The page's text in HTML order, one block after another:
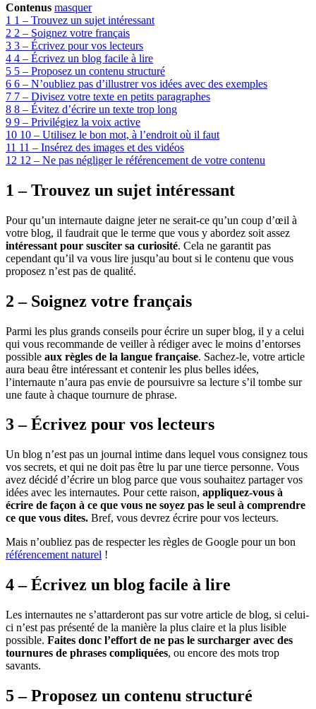
Contenus masquer
1 1 – Trouvez un sujet intéressant
2 2 – Soignez votre français
3 3 – Écrivez pour vos lecteurs
4 4 – Écrivez un blog facile à lire
5 5 – Proposez un contenu structuré
6 6 – N’oubliez pas d’illustrer vos idées avec des exemples
7 7 – Divisez votre texte en petits paragraphes
8 8 – Évitez d’écrire un texte trop long
9 9 – Privilégiez la voix active
10 10 – Utilisez le bon mot, à l’endroit où il faut
11 11 – Insérez des images et des vidéos
12 12 – Ne pas négliger le référencement de votre contenu
1 – Trouvez un sujet intéressant
Pour qu’un internaute daigne jeter ne serait-ce qu’un coup d’œil à
votre blog, il faudrait que le terme que vous y abordez soit assez
intéressant pour susciter sa curiosité. Cela ne garantit pas
cependant qu’il va vous lire jusqu’au bout si le contenu que vous
proposez n’est pas de qualité.
2 – Soignez votre français
Parmi les plus grands conseils pour écrire un super blog, il y a celui
qui vous recommande de veiller à rédiger avec le moins d’entorses
possible aux règles de la langue française. Sachez-le, votre article
aura beau être intéressant et contenir les plus belles idées,
l’internaute n’aura pas envie de poursuivre sa lecture s’il tombe sur
une faute à chaque tournure de phrase.
3 – Écrivez pour vos lecteurs
Un blog n’est pas un journal intime dans lequel vous consignez tous
vos secrets, et qui ne doit pas être lu par une tierce personne. Vous
avez décidé d’écrire un blog parce que vous souhaitez partager vos
idées avec les internautes. Pour cette raison, appliquez-vous à
écrire de façon à ce que vous ne soyez pas le seul à comprendre
ce que vous dites. Bref, vous devrez écrire pour vos lecteurs.
Mais n’oubliez pas de respecter les règles de Google pour un bon
référencement naturel !
4 – Écrivez un blog facile à lire
Les internautes ne s’attarderont pas sur votre article de blog, si celui-
ci n’est pas présenté de la manière la plus claire et la plus lisible
possible. Faites donc l’effort de ne pas le surcharger avec des
tournures de phrases compliquées, ou encore des mots trop
savants.
5 – Proposez un contenu structuré